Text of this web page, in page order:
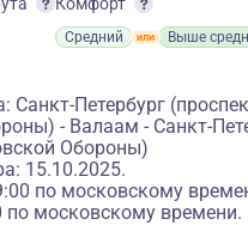
Средний Выше
Санкт-Петербург
- Валаам - Санкт-
Обороны)
15.10.2025.
по московскому
по московскому времени.